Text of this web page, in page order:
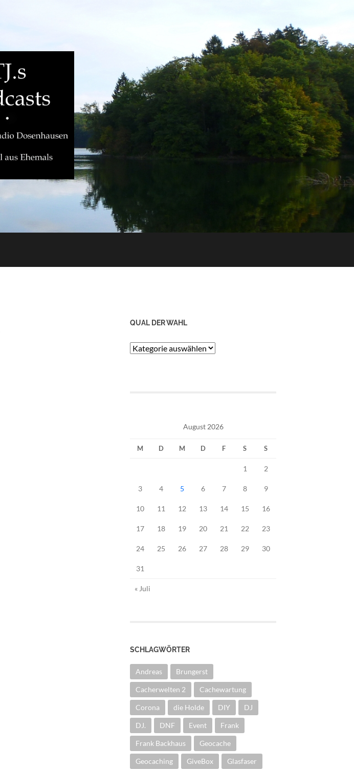
QUAL DER WAHL
Qual
August 2026
M D M D F S S
1 2
3 4 5 6 7 8 9
10 11 12 13 14 15 16
17 18 19 20 21 22 23
24 25 26 27 28 29 30
31
« Juli
SCHLAGWÖRTER
Andreas Brungerst
Cacherwelten 2 Cachewartung
Corona die Holde DIY DJ
DJ. DNF Event Frank
Frank Backhaus Geocache
Geocaching GiveBox Glasfaser